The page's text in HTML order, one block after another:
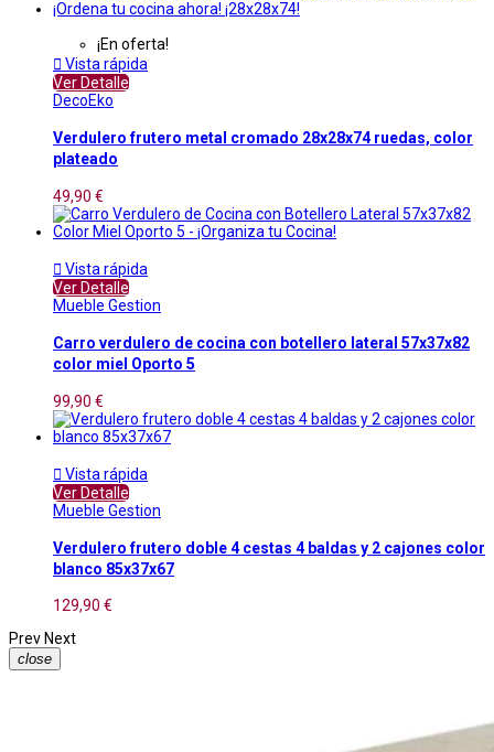
¡En oferta!
 Vista rápida
Ver Detalle
DecoEko
Verdulero frutero metal cromado 28x28x74 ruedas, color
plateado
49,90 €
 Vista rápida
Ver Detalle
Mueble Gestion
Carro verdulero de cocina con botellero lateral 57x37x82
color miel Oporto 5
99,90 €
 Vista rápida
Ver Detalle
Mueble Gestion
Verdulero frutero doble 4 cestas 4 baldas y 2 cajones color
blanco 85x37x67
129,90 €
Prev Next
close